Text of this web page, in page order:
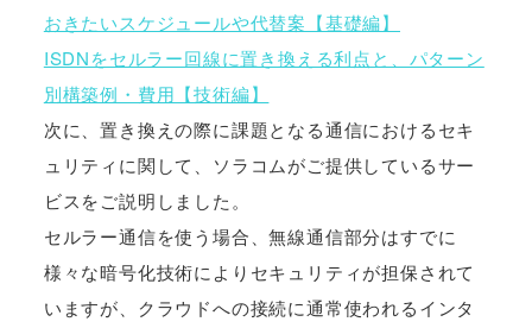
おきたいスケジュールや代替案【基礎編】
ISDNをセルラー回線に置き換える利点と、パターン
別構築例・費用【技術編】
次に、置き換えの際に課題となる通信におけるセキ
ュリティに関して、ソラコムがご提供しているサー
ビスをご説明しました。
セルラー通信を使う場合、無線通信部分はすでに
様々な暗号化技術によりセキュリティが担保されて
いますが、クラウドへの接続に通常使われるインタ